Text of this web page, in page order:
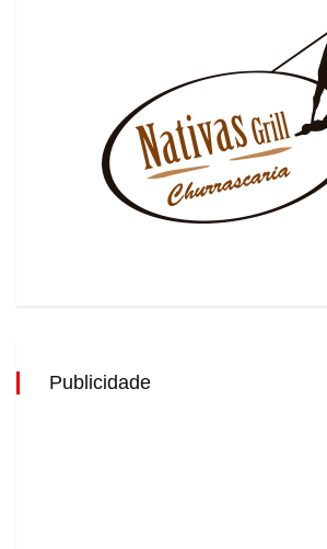
Publicidade